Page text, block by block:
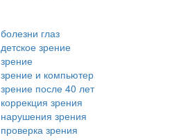
болезни глаз
детское зрение
зрение
зрение и компьютер
зрение после 40 лет
коррекция зрения
нарушения зрения
проверка зрения